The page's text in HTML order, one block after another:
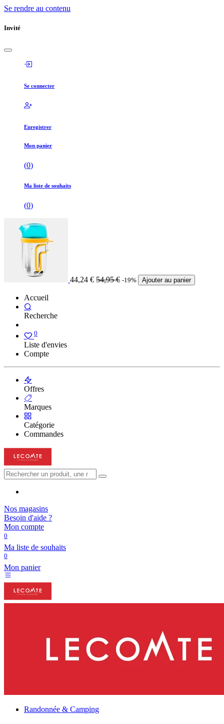
Se rendre au contenu
Invité
Se connecter
Enregistrer
Mon panier
(0)
Ma liste de souhaits
(0)
44,24 € 54,95€ -19% Ajouter au panier
Accueil
Recherche
0
Liste d'envies
Compte
Offres
Marques
Catégorie
Commandes
Nos magasins
Besoin d'aide ?
Mon compte
0
Ma liste de souhaits
0
Mon panier
Randonnée & Camping